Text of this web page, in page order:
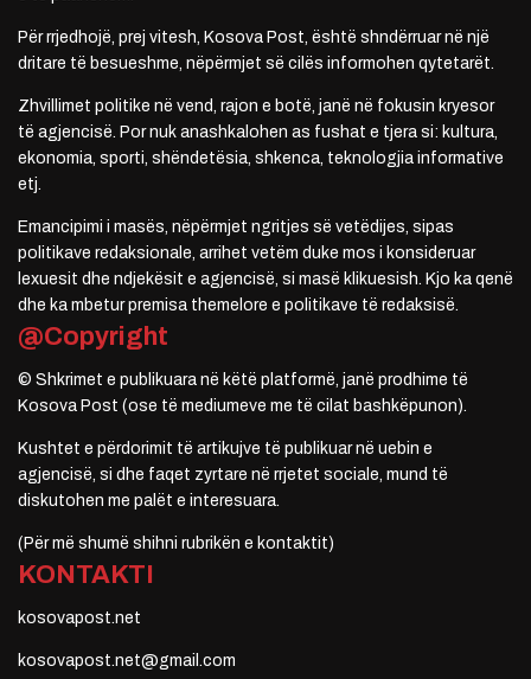
Për rrjedhojë, prej vitesh, Kosova Post, është shndërruar në një
dritare të besueshme, nëpërmjet së cilës informohen qytetarët.
Zhvillimet politike në vend, rajon e botë, janë në fokusin kryesor
të agjencisë. Por nuk anashkalohen as fushat e tjera si: kultura,
ekonomia, sporti, shëndetësia, shkenca, teknologjia informative
etj.
Emancipimi i masës, nëpërmjet ngritjes së vetëdijes, sipas
politikave redaksionale, arrihet vetëm duke mos i konsideruar
lexuesit dhe ndjekësit e agjencisë, si masë klikuesish. Kjo ka qenë
dhe ka mbetur premisa themelore e politikave të redaksisë.
@Copyright
© Shkrimet e publikuara në këtë platformë, janë prodhime të
Kosova Post (ose të mediumeve me të cilat bashkëpunon).
Kushtet e përdorimit të artikujve të publikuar në uebin e
agjencisë, si dhe faqet zyrtare në rrjetet sociale, mund të
diskutohen me palët e interesuara.
(Për më shumë shihni rubrikën e kontaktit)
KONTAKTI
kosovapost.net
kosovapost.net@gmail.com